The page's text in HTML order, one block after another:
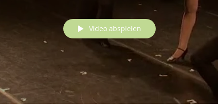
Video abspielen